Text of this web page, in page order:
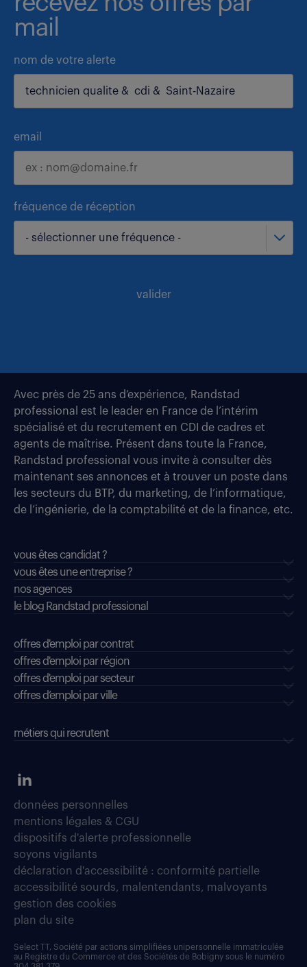
mail
nom de votre alerte
email
fréquence de réception
- sélectionner une fréquence -
valider
Avec près de 25 ans d’expérience, Randstad
professional est le leader en France de l’intérim
spécialisé et du recrutement en CDI de cadres et
agents de maîtrise. Présent dans toute la France,
Randstad professional vous invite à consulter dès
maintenant ses annonces et à trouver un poste dans
les secteurs du BTP, du marketing, de l’informatique,
de l’ingénierie, de la comptabilité et de la finance, etc.
vous êtes candidat ?
vous êtes une entreprise ?
nos agences
le blog Randstad professional
offres d'emploi par contrat
offres d'emploi par région
offres d'emploi par secteur
offres d’emploi par ville
métiers qui recrutent
données personnelles
mentions légales & CGU
dispositifs d'alerte professionnelle
soyons vigilants
déclaration d'accessibilité : conformité partielle
accessibilité sourds, malentendants, malvoyants
gestion des cookies
plan du site
Select TT, Société par actions simplifiées unipersonnelle immatriculée
au Registre du Commerce et des Sociétés de Bobigny sous le numéro